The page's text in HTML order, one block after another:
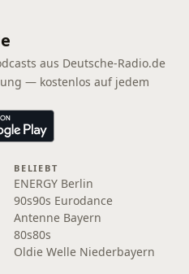
aus Deutsche-Radio.de
— kostenlos auf jedem
BELIEBT
ENERGY Berlin
90s90s Eurodance
Antenne Bayern
80s80s
Oldie Welle Niederbayern